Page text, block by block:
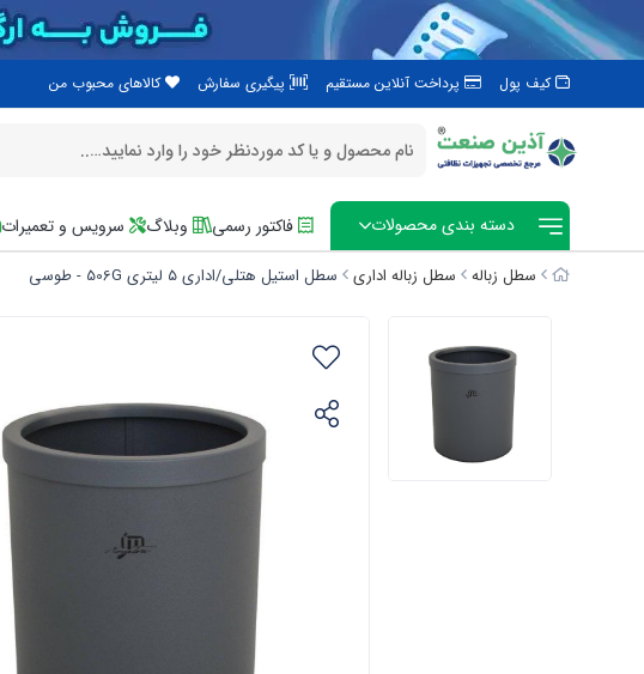
کیف پول پرداخت آنلاین مستقیم پیگیری سفارش کالاهای محبوب من
دسته بندی محصولات فاکتور رسمی وبلاگ سرویس و تعمیرات
سطل زباله سطل زباله اداری سطل استیل هتلی/اداری ۵ لیتری 506G - طوسی